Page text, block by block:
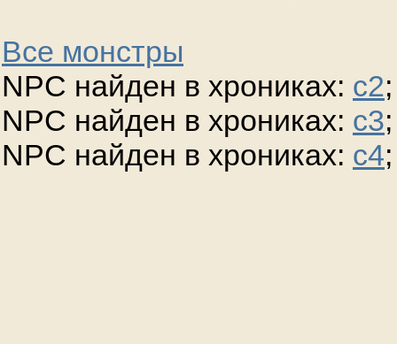
Все монстры
NPC найден в хрониках: c2;
NPC найден в хрониках: c3;
NPC найден в хрониках: c4;